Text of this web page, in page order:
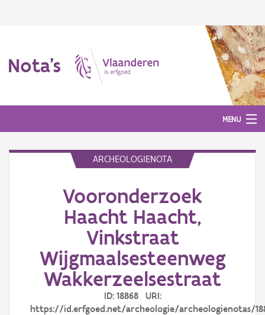
Nota's
MENU
ARCHEOLOGIENOTA
Vooronderzoek
Haacht Haacht,
Vinkstraat
Wijgmaalsesteenweg
Wakkerzeelsestraat
ID: 18868 URI:
https://id.erfgoed.net/archeologie/archeologienotas/